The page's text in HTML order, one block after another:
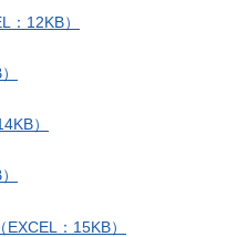
：12KB）
）
：15KB）